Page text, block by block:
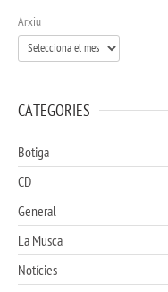
Arxiu
CATEGORIES
Botiga
CD
General
La Musca
Notícies